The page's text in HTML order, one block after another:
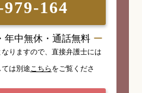
979-164
年中無休・通話無料
りますので、 直接弁護士には
は別途 こちらをご覧くださ